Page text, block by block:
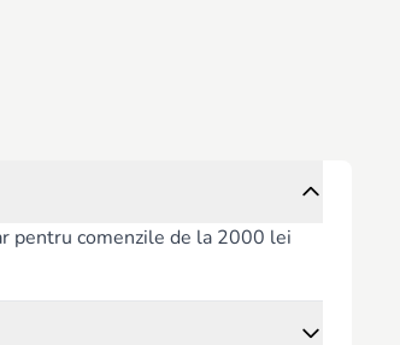
pentru comenzile de la 2000 lei